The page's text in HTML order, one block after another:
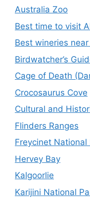
Australia Zoo
Best time to visit
Best wineries
Birdwatcher’s
Cage of Death
Crocosaurus Cove
Cultural and
Flinders Ranges
Freycinet National
Hervey Bay
Kalgoorlie
Karijini National